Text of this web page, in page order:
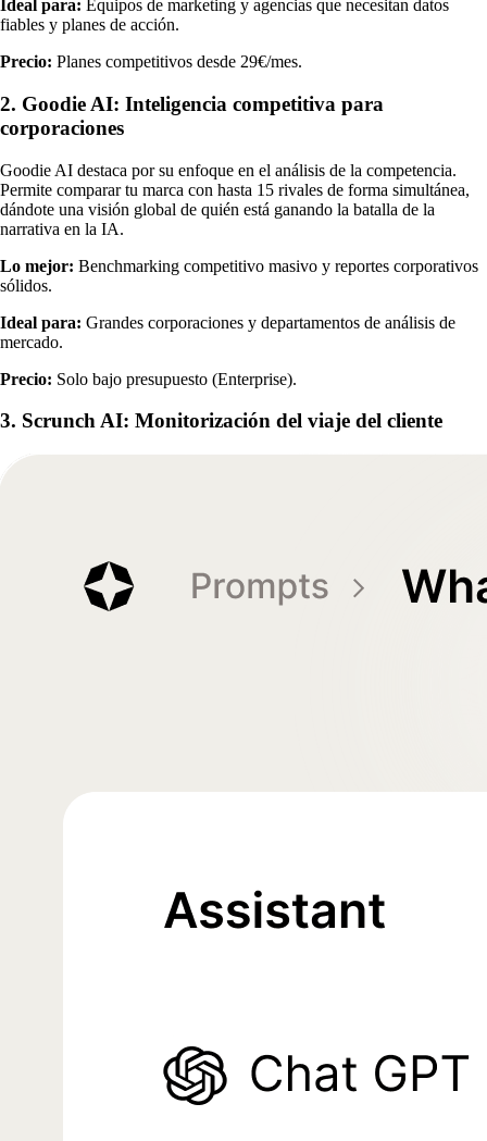
Ideal para: Equipos de marketing y agencias que necesitan datos
fiables y planes de acción.
Precio: Planes competitivos desde 29€/mes.
2. Goodie AI: Inteligencia competitiva para
corporaciones
Goodie AI destaca por su enfoque en el análisis de la competencia.
Permite comparar tu marca con hasta 15 rivales de forma simultánea,
dándote una visión global de quién está ganando la batalla de la
narrativa en la IA.
Lo mejor: Benchmarking competitivo masivo y reportes corporativos
sólidos.
Ideal para: Grandes corporaciones y departamentos de análisis de
mercado.
Precio: Solo bajo presupuesto (Enterprise).
3. Scrunch AI: Monitorización del viaje del cliente